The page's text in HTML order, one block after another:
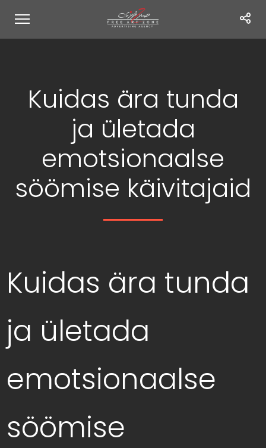
Kuidas ära tunda
ja ületada
emotsionaalse
söömise käivitajaid
Kuidas ära tunda
ja ületada
emotsionaalse
söömise